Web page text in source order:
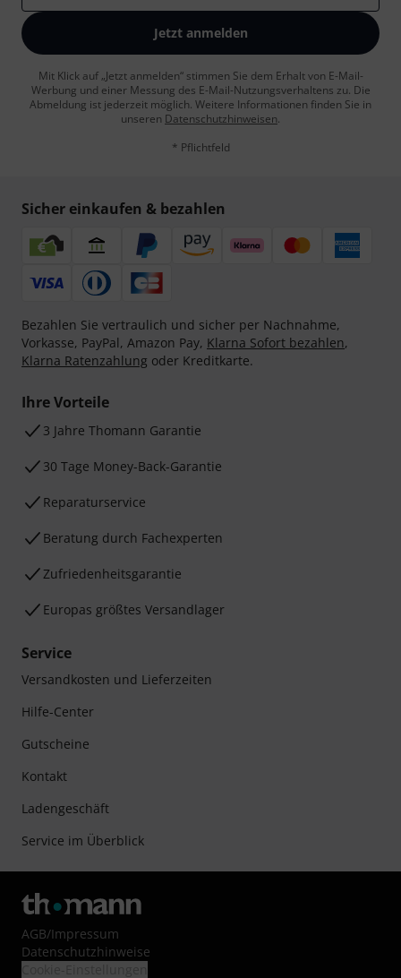
Jetzt anmelden
Mit Klick auf „Jetzt anmelden“ stimmen Sie dem Erhalt von E-Mail-
Werbung und einer Messung des E-Mail-Nutzungsverhaltens zu. Die
Abmeldung ist jederzeit möglich. Weitere Informationen finden Sie in
unseren Datenschutzhinweisen.
* Pflichtfeld
Sicher einkaufen & bezahlen
Bezahlen Sie vertraulich und sicher per Nachnahme,
Vorkasse, PayPal, Amazon Pay, Klarna Sofort bezahlen,
Klarna Ratenzahlung oder Kreditkarte.
Ihre Vorteile
3 Jahre Thomann Garantie
30 Tage Money-Back-Garantie
Reparaturservice
Beratung durch Fachexperten
Zufriedenheitsgarantie
Europas größtes Versandlager
Service
Versandkosten und Lieferzeiten
Hilfe-Center
Gutscheine
Kontakt
Ladengeschäft
Service im Überblick
AGB/Impressum
Datenschutzhinweise